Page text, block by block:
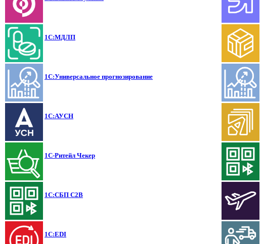
1С:МДЛП
1С:Универсальное прогнозирование
1С:АУСН
1С-Ритейл Чекер
1С:СБП C2B
1С:EDI